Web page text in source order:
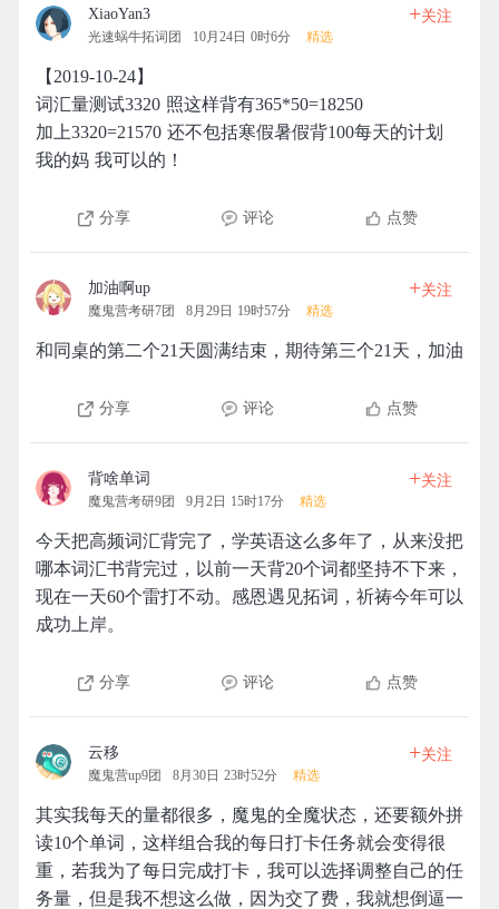
XiaoYan3
光速蜗牛拓词团 10月24日 0时6分 精选
+关注
【2019-10-24】
词汇量测试3320 照这样背有365*50=18250
加上3320=21570 还不包括寒假暑假背100每天的计划
我的妈 我可以的！
分享 评论 点赞
加油啊up
魔鬼营考研7团 8月29日 19时57分 精选
+关注
和同桌的第二个21天圆满结束，期待第三个21天，加油
分享 评论 点赞
背啥单词
魔鬼营考研9团 9月2日 15时17分 精选
+关注
今天把高频词汇背完了，学英语这么多年了，从来没把
哪本词汇书背完过，以前一天背20个词都坚持不下来，
现在一天60个雷打不动。感恩遇见拓词，祈祷今年可以
成功上岸。
分享 评论 点赞
云移
魔鬼营up9团 8月30日 23时52分 精选
+关注
其实我每天的量都很多，魔鬼的全魔状态，还要额外拼
读10个单词，这样组合我的每日打卡任务就会变得很
重，若我为了每日完成打卡，我可以选择调整自己的任
务量，但是我不想这么做，因为交了费，我就想倒逼一